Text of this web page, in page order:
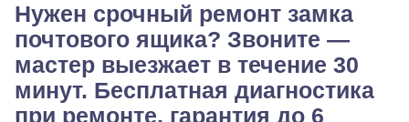
Нужен срочный ремонт замка
почтового ящика? Звоните —
мастер выезжает в течение 30
минут. Бесплатная диагностика
при ремонте, гарантия до 6